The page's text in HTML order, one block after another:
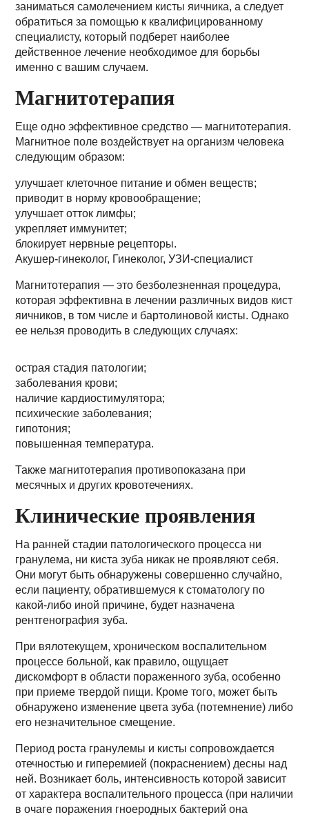
заниматься самолечением кисты яичника, а следует
обратиться за помощью к квалифицированному
специалисту, который подберет наиболее
действенное лечение необходимое для борьбы
именно с вашим случаем.
Магнитотерапия
Еще одно эффективное средство — магнитотерапия.
Магнитное поле воздействует на организм человека
следующим образом:
улучшает клеточное питание и обмен веществ;
приводит в норму кровообращение;
улучшает отток лимфы;
укрепляет иммунитет;
блокирует нервные рецепторы.
Акушер-гинеколог, Гинеколог, УЗИ-специалист
Магнитотерапия — это безболезненная процедура,
которая эффективна в лечении различных видов кист
яичников, в том числе и бартолиновой кисты. Однако
ее нельзя проводить в следующих случаях:
острая стадия патологии;
заболевания крови;
наличие кардиостимулятора;
психические заболевания;
гипотония;
повышенная температура.
Также магнитотерапия противопоказана при
месячных и других кровотечениях.
Клинические проявления
На ранней стадии патологического процесса ни
гранулема, ни киста зуба никак не проявляют себя.
Они могут быть обнаружены совершенно случайно,
если пациенту, обратившемуся к стоматологу по
какой-либо иной причине, будет назначена
рентгенография зуба.
При вялотекущем, хроническом воспалительном
процессе больной, как правило, ощущает
дискомфорт в области пораженного зуба, особенно
при приеме твердой пищи. Кроме того, может быть
обнаружено изменение цвета зуба (потемнение) либо
его незначительное смещение.
Период роста гранулемы и кисты сопровождается
отечностью и гиперемией (покраснением) десны над
ней. Возникает боль, интенсивность которой зависит
от характера воспалительного процесса (при наличии
в очаге поражения гноеродных бактерий она